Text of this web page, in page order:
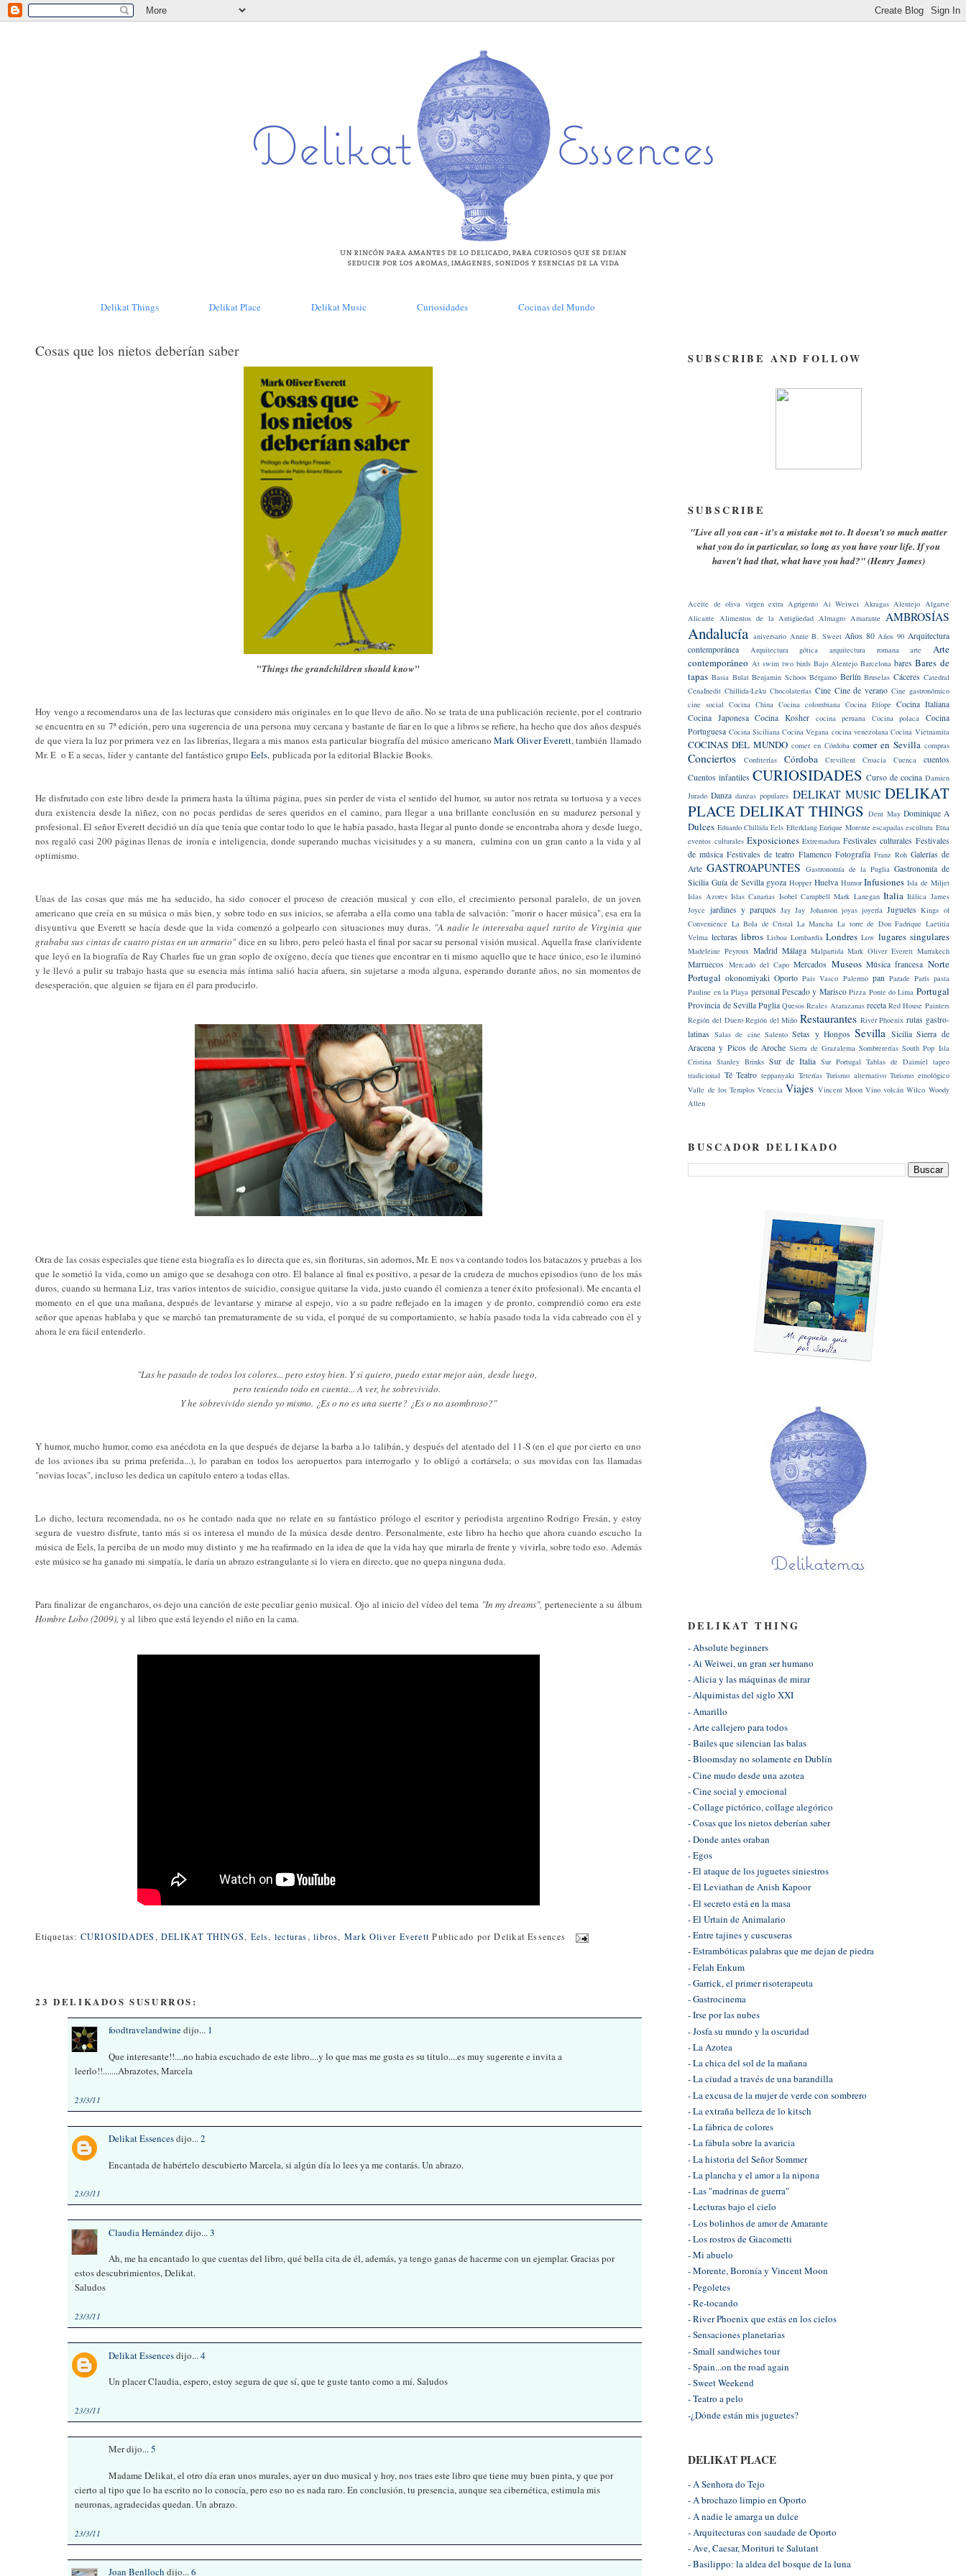
Delikat Things Delikat Place Delikat Music Curiosidades Cocinas del Mundo
Cosas que los nietos deberían saber
"Things the grandchildren should know"
Hoy vengo a recomendaros una de las lecturas que considero más originales en lo que llevo de año. No se trata de una publicación reciente, por el contrario
se encuentra en su 7ª edición, pero una sugerencia de una persona muy cercana y bastante de fiar en lo que a libros se refiere, ha hecho que dos años después
de que viera la luz por primera vez en las librerías, llegara a mis manos esta particular biografía del músico americano Mark Oliver Everett, también llamado
Mr. E o E a secas, líder y cantante del fantástico grupoEels, publicada por la editorial Blackie Books.
He disfrutado con este libro desde la primera hasta la última página, pues sin perder de vista el sentido del humor, su autor nos retrata su tortuosa y a veces
dura existencia desde la niñez, con no pocas perdidas de seres queridos en el camino, para llegar a una brillante conclusión en su madurez personal y
profesional. El señor Everett decidió un día que tenía que contar todo lo que le había pasado, hasta llegar al punto donde se encontraba ahora y desde luego,
nos regaló casi 200 páginas llenas de ironía e inteligencia, donde superando muchas vicisitudes y a su manera, culmina con un gran canto a la vida y al
optimismo.
Unas de las cosas que más me ha seducido, ha sido conocer el proceso de creación musical y con ello, el crecimiento personal paralelo, de un joven
americano que creía en su música o más bien, y sobre todo en sus inicios, se aferraba a ella como una tabla de salvación: "morir o hacer música", esa era la
disyuntiva que Everett se hacía desde que la vida comenzó a golpearlo con situaciones muy duras. "A nadie le interesaba aquel rarito de Virginia que
grababa sus cintas de cuatro pistas en un armario"dice en su libro, pero peleó hasta el final por sacar su personal visión musical. Aquella frase clarividente
que leyó en la biografía de Ray Charles fue un gran soplo de oxígeno, decía que tienes que encontrar en ti mismo aquello que te hace único, eso le iluminó
y le llevó a pulir su trabajo hasta que su esencia más íntima salió hacia afuera, sin sujetarse a moda alguna, esperando durante años, no sin momentos de
desesperación, que alguien se fijara en él para producirlo.
Otra de las cosas especiales que tiene esta biografía es lo directa que es, sin florituras, sin adornos, Mr. E nos va contando todos los batacazos y pruebas a los
que le sometió la vida, como un amigo que se desahoga con otro. El balance al final es positivo, a pesar de la crudeza de muchos episodios (uno de los más
duros, cuando su hermana Liz, tras varios intentos de suicidio, consigue quitarse la vida, justo cuando él comienza a tener éxito profesional). Me encanta el
momento en el que una mañana, después de levantarse y mirarse al espejo, vio a su padre reflejado en la imagen y de pronto, comprendió como era este
señor que apenas hablaba y que se marchó tan prematuramente de su vida, el porqué de su comportamiento, se había pasado toda la vida cabreado con él y
ahora le era fácil entenderlo.
"Las he pasado de todos los colores... pero estoy bien. Y si quiero, puedo estar mejor aún, desde luego,
pero teniendo todo en cuenta... A ver, he sobrevivido.
Y he sobrevivido siendo yo mismo. ¿Es o no es una suerte? ¿Es o no asombroso?"
Y humor, mucho humor, como esa anécdota en la que después de dejarse la barba a lo talibán, y después del atentado del 11-S (en el que por cierto en uno
de los aviones iba su prima preferida...), lo paraban en todos los aeropuertos para interrogarlo y lo obligó a cortársela; o sus movidas con las llamadas
"novias locas", incluso les dedica un capítulo entero a todas ellas.
Lo dicho, lectura recomendada, no os he contado nada que no relate en su fantástico prólogo el escritor y periodista argentino Rodrigo Fresán, y estoy
segura de vuestro disfrute, tanto más si os interesa el mundo de la música desde dentro. Personalmente, este libro ha hecho que ahora cuando escucho la
música de Eels, la perciba de un modo muy distinto y me ha reafirmado en la idea de que la vida hay que mirarla de frente y vivirla, sobre todo eso. Además
este músico se ha ganado mi simpatía, le daría un abrazo estrangulante si lo viera en directo, que no quepa ninguna duda.
Para finalizar de engancharos, os dejo una canción de este peculiar genio musical. Ojo al inicio del vídeo del tema "In my dreams",perteneciente a su álbum
Hombre Lobo (2009),y al libro que está leyendo el niño en la cama.
Etiquetas: CURIOSIDADES , DELIKAT THINGS, Eels, lecturas,libros, Mark Oliver Everett Publicado porDelikat Essences
23 DELIKADOS SUSURROS:
foodtravelandwinedijo... 1
Que interesante!!....no habia escuchado de este libro....y lo que mas me gusta es su titulo....es muy sugerente e invita a
leerlo!!.......Abrazotes, Marcela
23/3/11
Delikat Essencesdijo...2
Encantada de habértelo descubierto Marcela, si algún día lo lees ya me contarás. Un abrazo.
23/3/11
Claudia Hernándezdijo...3
Ah, me ha encantado lo que cuentas del libro, qué bella cita de él, además, ya tengo ganas de hacerme con un ejemplar. Gracias por
estos descubrimientos, Delikat.
Saludos
23/3/11
Delikat Essencesdijo...4
Un placer Claudia, espero, estoy segura de que sí, que te guste tanto como a mí. Saludos
23/3/11
Mer dijo...5
Madame Delikat, el otro día eran unos murales, ayer un duo musical y hoy, nos traes este libro que tiene muy buen pinta, y que por
cierto al tipo que lo ha escrito no lo conocía, pero eso no es nada raro. En conclusión, tu presencia, aunque sea cibernética, estimula mis
neuronas, agradecidas quedan. Un abrazo.
23/3/11
Joan Benlloch dijo...6
SUBSCRIBE AND FOLLOW
SUBSCRIBE
"Live all you can - it's a mistake not to. It doesn't so much matter
what you do in particular, so long as you have your life. If you
haven't had that, what have you had?" (Henry James)
Aceite de oliva virgen extra Agrigento Ai Weiwei Akragas Alentejo Algarve
Alicante Alimentos de la Antigüedad Almagro Amarante AMBROSÍAS
Andalucía aniversario Annie B. Sweet Años 80 Años 90 Arquitectura
contemporánea
Arquitectura gótica arquitectura romana arte
Arte
contemporáneo At swim two birds Bajo Alentejo Barcelona bares Bares de
tapas Basia Bulat Benjamin Schoos Bérgamo Berlín Bruselas Cáceres Catedral
CenaInedit Chillida-Leku Chocolaterías Cine Cine de verano Cine gastronómico
cine social Cocina China Cocina colombiana Cocina Etíope Cocina Italiana
Cocina Japonesa Cocina Kosher cocina peruana Cocina polaca
Cocina
Portuguesa Cocina Siciliana Cocina Vegana cocina venezolana Cocina Vietnamita
COCINAS DEL MUNDO comer en Córdoba comer en Sevilla compras
Conciertos Confiterías Córdoba Crevillent Croacia Cuenca
cuentos
Cuentos infantiles CURIOSIDADES Curso de cocina Damien
Jurado Danza danzas populares DELIKAT MUSIC DELIKAT
PLACE DELIKAT THINGS Dent May Dominique A
Dulces Eduardo Chillida Eels Efterklang Enrique Morente escapadas escultura Etna
eventos culturales Exposiciones Extremadura Festivales culturales Festivales
de música Festivales de teatro Flamenco Fotografía Franz Roh Galerías de
Arte GASTROAPUNTES Gastronomía de la Puglia Gastronomía de
Sicilia Guía de Sevilla gyoza Hopper Huelva Humor Infusiones Isla de Miljet
Islas Azores Islas Canarias Isobel Campbell Mark Lanegan Italia Itálica James
Joyce jardines y parques Jay Jay Johanson joyas joyería Juguetes Kings of
Convenience La Bola de Cristal La Mancha La torre de Don Fadrique Laetitia
Velma lecturas libros Lisboa Lombardía Londres Low lugares singulares
Madeleine Peyroux Madrid Málaga Malpartida Mark Oliver Everett Marrakech
Marruecos Mercado del Capo Mercados Museos Música francesa Norte
Portugal okonomiyaki Oporto Pais Vasco Palermo pan Parade París pasta
Pauline en la Playa personal Pescado y Marisco Pizza Ponte do Lima Portugal
Provincia de Sevilla Puglia Quesos Reales Atarazanas receta Red House Painters
Región del Duero Región del Miño Restaurantes River Phoenix rutas gastro-
latinas Salas de cine Salento Setas y Hongos Sevilla Sicilia Sierra de
Aracena y Picos de Aroche Sierra de Grazalema Sombrererías South Pop Isla
Cristina Stanley Brinks Sur de Italia Sur Portugal Tablas de Daimiel tapeo
tradicional Té Teatro teppanyaki Teterías Turismo alternativo Turismo etnológico
Valle de los Templos Venecia Viajes Vincent Moon Vino volcán Wilco Woody
Allen
BUSCADOR DELIKADO
DELIKAT THING
- Absolute beginners
- Ai Weiwei, un gran ser humano
- Alicia y las máquinas de mirar
- Alquimistas del siglo XXI
- Amarillo
- Arte callejero para todos
- Bailes que silencian las balas
- Bloomsday no solamente en Dublín
- Cine mudo desde una azotea
- Cine social y emocional
- Collage pictórico, collage alegórico
- Cosas que los nietos deberían saber
- Donde antes oraban
- Egos
- El ataque de los juguetes siniestros
- El Leviathan de Anish Kapoor
- El secreto está en la masa
- El Urtain de Animalario
- Entre tajines y cuscuseras
- Estrambóticas palabras que me dejan de piedra
- Felah Enkum
- Garrick, el primer risoterapeuta
- Gastrocinema
- Irse por las nubes
- Josfa su mundo y la oscuridad
- La Azotea
- La chica del sol de la mañana
- La ciudad a través de una barandilla
- La excusa de la mujer de verde con sombrero
- La extraña belleza de lo kitsch
- La fábrica de colores
- La fábula sobre la avaricia
- La historia del Señor Sommer
- La plancha y el amor a la nipona
- Las "madrinas de guerra"
- Lecturas bajo el cielo
- Los bolinhos de amor de Amarante
- Los rostros de Giacometti
- Mi abuelo
- Morente, Boronía y Vincent Moon
- Pegoletes
- Re-tocando
- River Phoenix que estás en los cielos
- Sensaciones planetarias
- Small sandwiches tour
- Spain...on the road again
- Sweet Weekend
- Teatro a pelo
-¿Dónde están mis juguetes?
DELIKAT PLACE
- A Senhora do Tejo
- A brochazo limpio en Oporto
- A nadie le amarga un dulce
- Arquitecturas con saudade de Oporto
- Ave, Caesar, Morituri te Salutant
- Basilippo: la aldea del bosque de la luna